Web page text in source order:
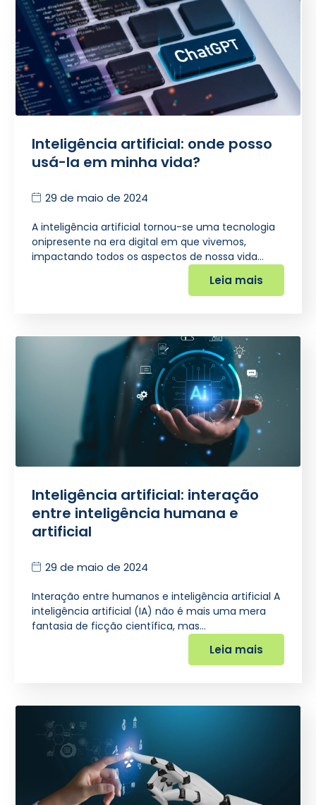
Inteligência artificial: onde posso
usá-la em minha vida?
29 de maio de 2024
A inteligência artificial tornou-se uma tecnologia
onipresente na era digital em que vivemos,
impactando todos os aspectos de nossa vida…
Leia mais
Inteligência artificial: interação
entre inteligência humana e
artificial
29 de maio de 2024
Interação entre humanos e inteligência artificial A
inteligência artificial (IA) não é mais uma mera
fantasia de ficção científica, mas…
Leia mais